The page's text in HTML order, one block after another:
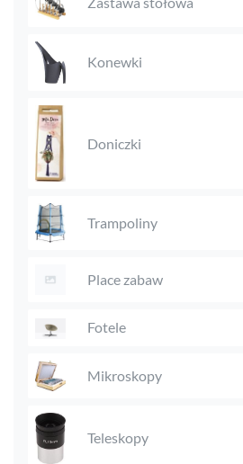
Konewki
Doniczki
Trampoliny
Place zabaw
Fotele
Mikroskopy
Teleskopy